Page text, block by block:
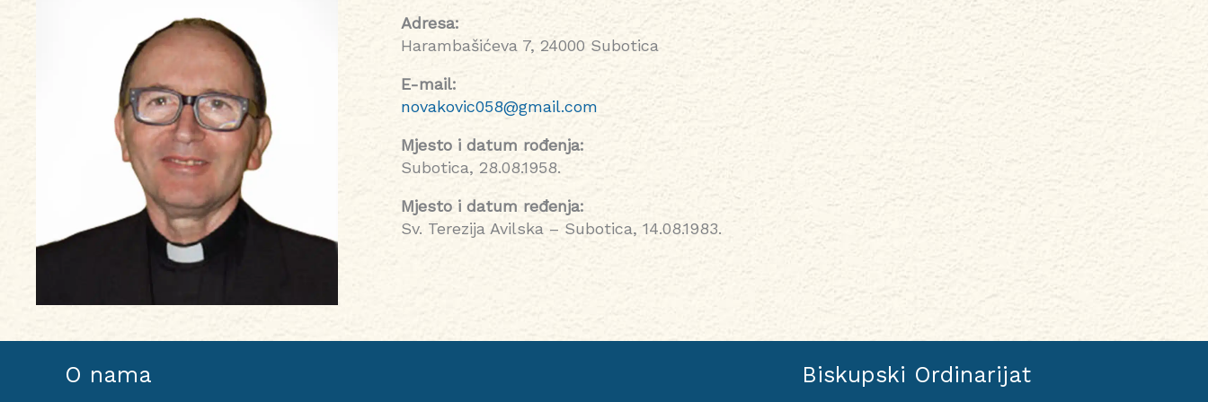
Adresa:
Harambašićeva 7, 24000 Subotica
E-mail:
novakovic058@gmail.com
Mjesto i datum rođenja:
Subotica, 28.08.1958.
Mjesto i datum ređenja:
Sv. Terezija Avilska – Subotica, 14.08.1983.
O nama Biskupski Ordinarijat